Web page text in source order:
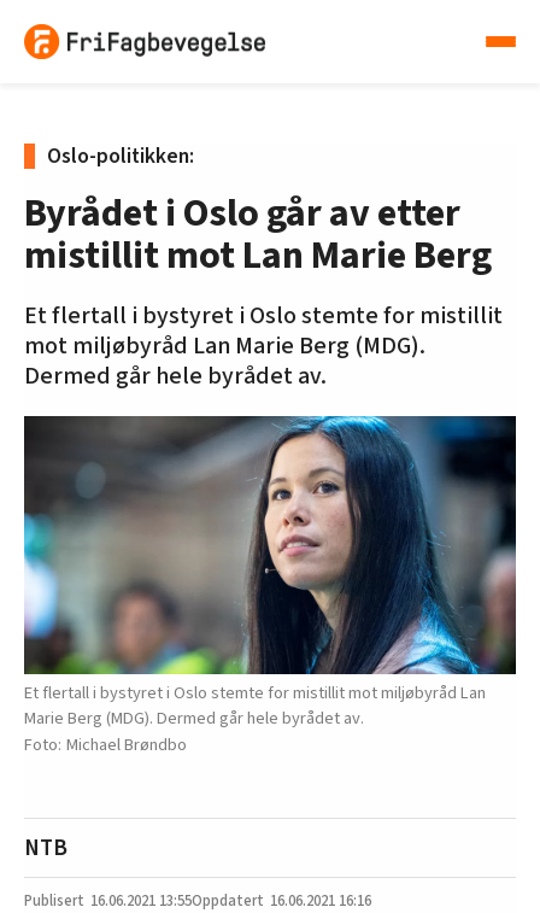
Oslo-politikken:
Byrådet i Oslo går av etter
mistillit mot Lan Marie Berg
Et flertall i bystyret i Oslo stemte for mistillit
mot miljøbyråd Lan Marie Berg (MDG).
Dermed går hele byrådet av.
Et flertall i bystyret i Oslo stemte for mistillit mot miljøbyråd Lan
Marie Berg (MDG). Dermed går hele byrådet av.
Michael Brøndbo
NTB
16.06.2021 13:55 16.06.2021 16:16